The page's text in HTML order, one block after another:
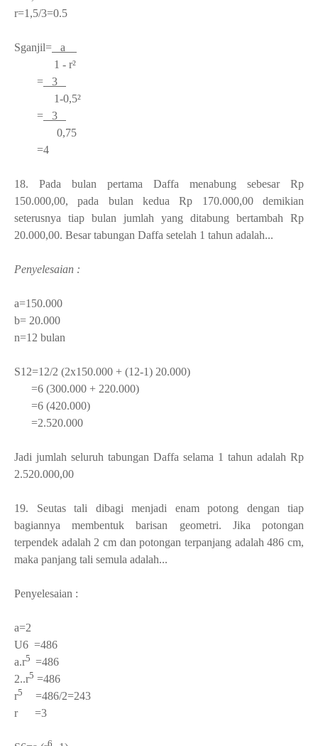
r=1,5/3=0.5
Sganjil= a
1 - r²
= 3
1-0,5²
= 3
0,75
=4
18. Pada bulan pertama Daffa menabung sebesar Rp
150.000,00, pada bulan kedua Rp 170.000,00 demikian
seterusnya tiap bulan jumlah yang ditabung bertambah Rp
20.000,00. Besar tabungan Daffa setelah 1 tahun adalah...
Penyelesaian :
a=150.000
b= 20.000
n=12 bulan
S12=12/2 (2x150.000 + (12-1) 20.000)
=6 (300.000 + 220.000)
=6 (420.000)
=2.520.000
Jadi jumlah seluruh tabungan Daffa selama 1 tahun adalah Rp
2.520.000,00
19. Seutas tali dibagi menjadi enam potong dengan tiap
bagiannya membentuk barisan geometri. Jika potongan
terpendek adalah 2 cm dan potongan terpanjang adalah 486 cm,
maka panjang tali semula adalah...
Penyelesaian :
a=2
U6 =486
a.r5 =486
2..r5 =486
r5 =486/2=243
r =3
6